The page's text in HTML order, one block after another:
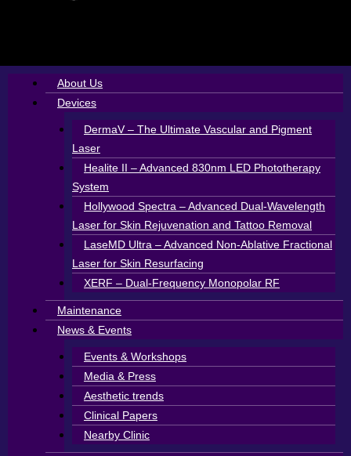
About Us
Devices
DermaV – The Ultimate Vascular and Pigment
Laser
Healite II – Advanced 830nm LED Phototherapy
System
Hollywood Spectra – Advanced Dual-Wavelength
Laser for Skin Rejuvenation and Tattoo Removal
LaseMD Ultra – Advanced Non-Ablative Fractional
Laser for Skin Resurfacing
XERF – Dual-Frequency Monopolar RF
Maintenance
News & Events
Events & Workshops
Media & Press
Aesthetic trends
Clinical Papers
Nearby Clinic